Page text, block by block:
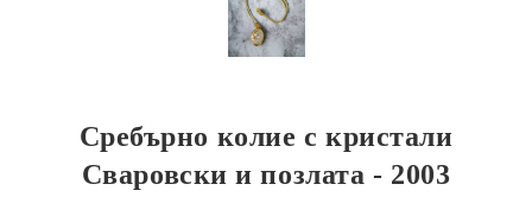
Сребърно колие с кристали
Сваровски и позлата - 2003